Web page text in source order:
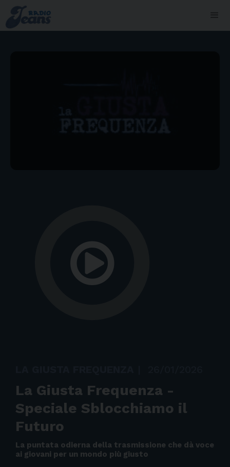
La Giusta Frequenza -
Speciale Sblocchiamo il
Futuro
La puntata odierna della trasmissione che dà voce
ai giovani per un mondo più giusto